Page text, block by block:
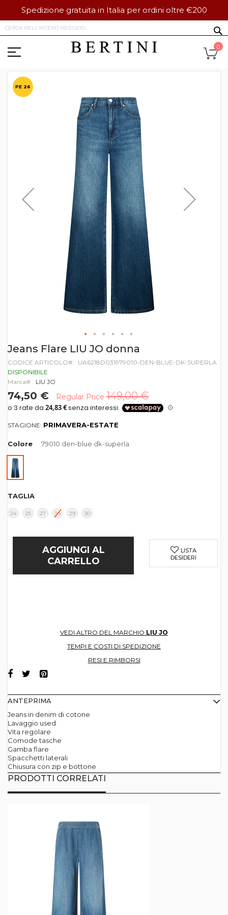
Spedizione gratuita in Italia per ordini oltre €200
al
contenuto
0
alla
fine
PE 26
Vai
all'inizio
della
galleria
di
Jeans Flare LIU JO donna
CODICE ARTICOLO
UA6218D031979010-DEN-BLUE-DK-SUPERLA
DISPONIBILE
Marca
LIU JO
74,50 € Regular Price 149,00 €
STAGIONE: PRIMAVERA-ESTATE
Colore 79010 den-blue dk-superla
TAGLIA
24 25 27 28 29 30
AGGIUNGI AL
CARRELLO
LISTA
DESIDERI
VEDI ALTRO DEL MARCHIO LIU JO
TEMPI E COSTI DI SPEDIZIONE
RESI E RIMBORSI
ANTEPRIMA
Jeans in denim di cotone
Lavaggio used
Vita regolare
Comode tasche
Gamba flare
Spacchetti laterali
Chiusura con zip e bottone
PRODOTTI CORRELATI